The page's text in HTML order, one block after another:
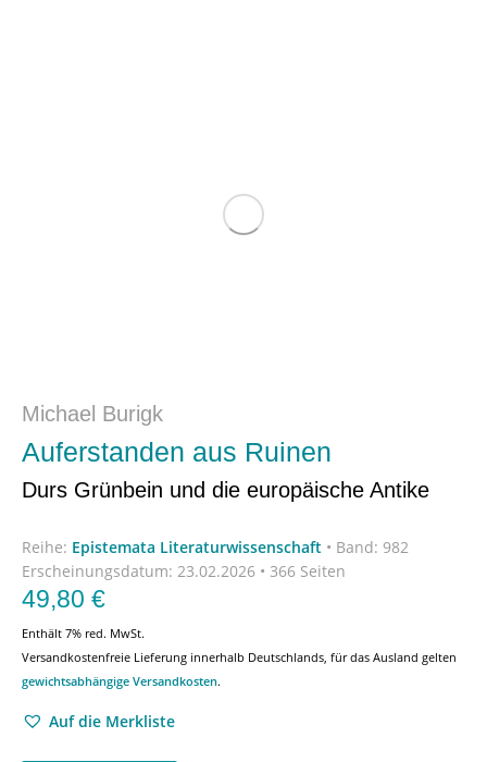
Michael Burigk
Auferstanden aus Ruinen
Durs Grünbein und die europäische Antike
Reihe: Epistemata Literaturwissenschaft • Band: 982
Erscheinungsdatum: 23.02.2026 • 366 Seiten
49,80 €
Enthält 7% red. MwSt.
Versandkostenfreie Lieferung innerhalb Deutschlands, für das Ausland gelten
gewichtsabhängige Versandkosten.
Auf die Merkliste